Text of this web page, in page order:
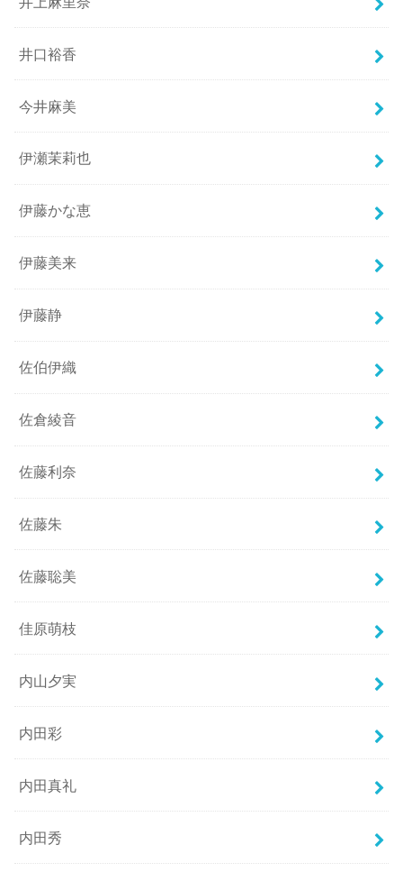
井口裕香
今井麻美
伊瀬茉莉也
伊藤かな恵
伊藤美来
伊藤静
佐伯伊織
佐倉綾音
佐藤利奈
佐藤朱
佐藤聡美
佳原萌枝
内山夕実
内田彩
内田真礼
内田秀